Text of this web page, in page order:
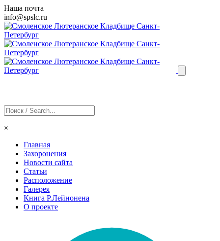
Наша почта
info@spslc.ru
×
Главная
Захоронения
Новости сайта
Статьи
Расположение
Галерея
Книга Р.Лейнонена
О проекте